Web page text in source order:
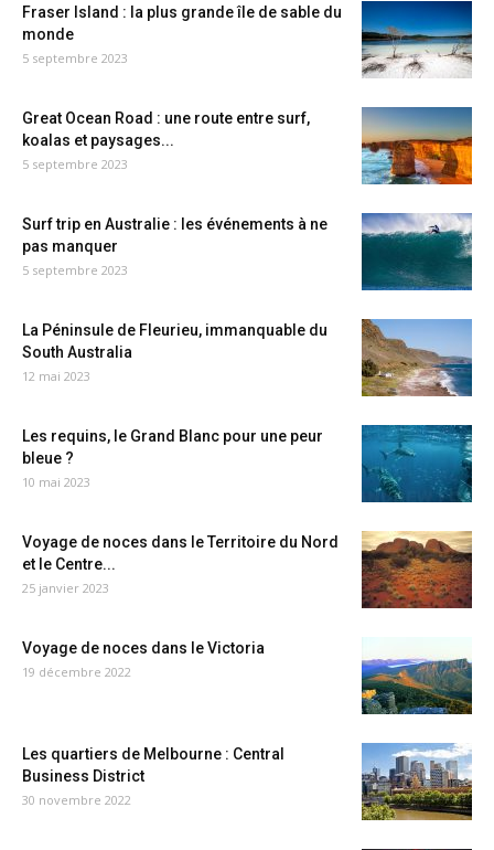
Fraser Island : la plus grande île de sable du
monde
5 septembre 2023
Great Ocean Road : une route entre surf,
koalas et paysages...
5 septembre 2023
Surf trip en Australie : les événements à ne
pas manquer
5 septembre 2023
La Péninsule de Fleurieu, immanquable du
South Australia
12 mai 2023
Les requins, le Grand Blanc pour une peur
bleue ?
10 mai 2023
Voyage de noces dans le Territoire du Nord
et le Centre...
25 janvier 2023
Voyage de noces dans le Victoria
19 décembre 2022
Les quartiers de Melbourne : Central
Business District
30 novembre 2022